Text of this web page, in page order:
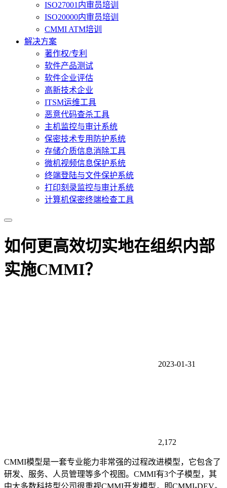
ISO27001内审员培训
ISO20000内审员培训
CMMI ATM培训
解决方案
著作权/专利
软件产品测试
软件企业评估
高新技术企业
ITSM运维工具
恶意代码查杀工具
主机监控与审计系统
保密技术专用防护系统
存储介质信息消除工具
微机视频信息保护系统
终端登陆与文件保护系统
打印刻录监控与审计系统
计算机保密终端检查工具
如何更高效切实地在组织内部
实施CMMI？
2023-01-31
2,172
CMMI模型是一套专业能力非常强的过程改进模型，它包含了
研发、服务、人员管理等多个视图。CMMI有3个子模型，其
中大多数科技型公司很重视CMMI开发模型，即CMMI-DEV。